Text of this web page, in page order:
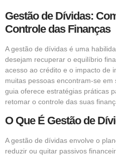
Gestão de Dívidas:
Controle das Finanças
A gestão de dívidas é uma
desejam recuperar o equilíbrio
acesso ao crédito e o impacto de
muitas pessoas encontram-se
guia oferece estratégias práticas
retomar o controle das suas
O Que É Gestão de
A gestão de dívidas envolve o
reduzir ou quitar passivos